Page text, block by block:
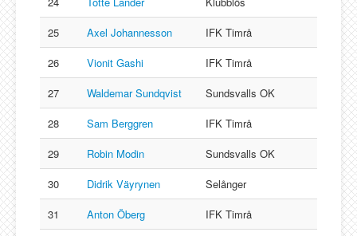
25
Axel Johannesson
IFK Timrå
26
Vionit Gashi
IFK Timrå
27
Waldemar Sundqvist
Sundsvalls OK
28
Sam Berggren
IFK Timrå
29
Robin Modin
Sundsvalls OK
30
Didrik Väyrynen
Selånger
31
Anton Öberg
IFK Timrå